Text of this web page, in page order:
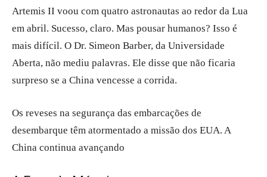
Artemis II voou com quatro astronautas ao redor da Lua
em abril. Sucesso, claro. Mas pousar humanos? Isso é
mais difícil. O Dr. Simeon Barber, da Universidade
Aberta, não mediu palavras. Ele disse que não ficaria
surpreso se a China vencesse a corrida.
Os reveses na segurança das embarcações de
desembarque têm atormentado a missão dos EUA. A
China continua avançando